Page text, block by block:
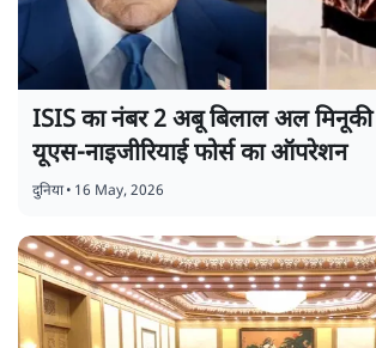
ISIS का नंबर 2 अबू बिलाल अल मिनूकी
यूएस-नाइजीरियाई फोर्स का ऑपरेशन
दुनिया• 16 May, 2026